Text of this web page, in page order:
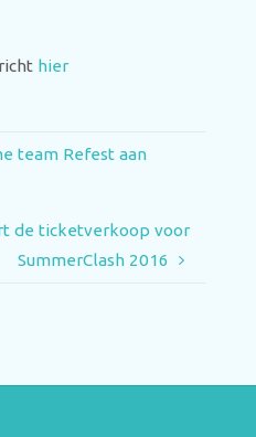
hier
team Refest aan
de ticketverkoop voor
SummerClash 2016